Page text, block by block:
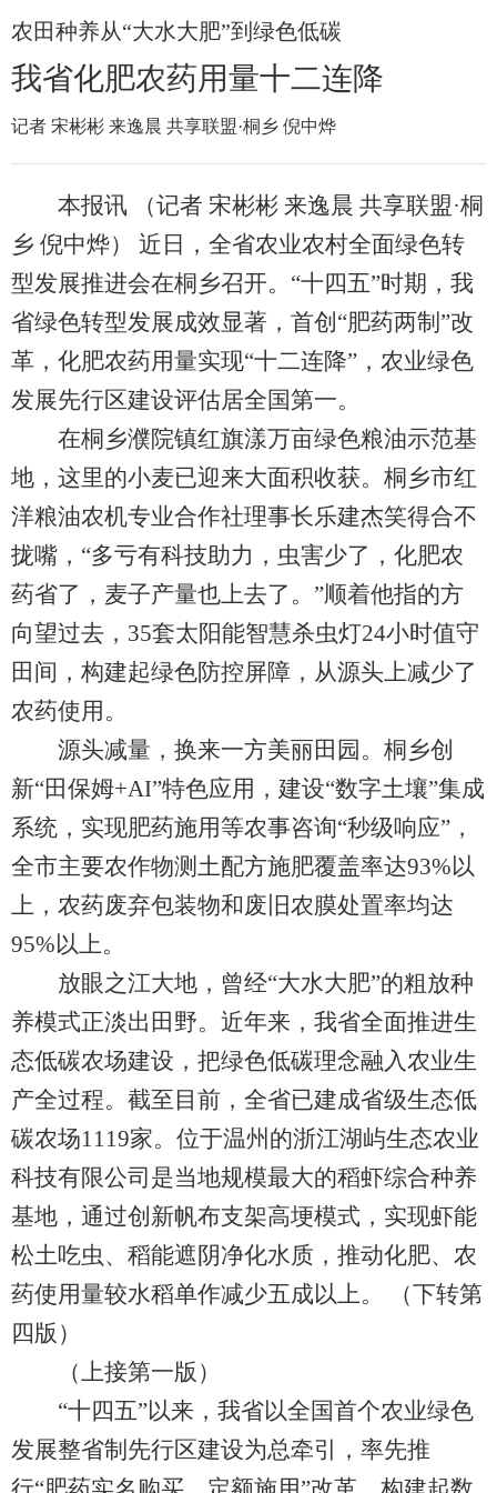
农田种养从“大水大肥”到绿色低碳
我省化肥农药用量十二连降
记者 宋彬彬 来逸晨 共享联盟·桐乡 倪中烨
本报讯 （记者 宋彬彬 来逸晨 共享联盟·桐
乡 倪中烨） 近日，全省农业农村全面绿色转
型发展推进会在桐乡召开。“十四五”时期，我
省绿色转型发展成效显著，首创“肥药两制”改
革，化肥农药用量实现“十二连降”，农业绿色
发展先行区建设评估居全国第一。
在桐乡濮院镇红旗漾万亩绿色粮油示范基
地，这里的小麦已迎来大面积收获。桐乡市红
洋粮油农机专业合作社理事长乐建杰笑得合不
拢嘴，“多亏有科技助力，虫害少了，化肥农
药省了，麦子产量也上去了。”顺着他指的方
向望过去，35套太阳能智慧杀虫灯24小时值守
田间，构建起绿色防控屏障，从源头上减少了
农药使用。
源头减量，换来一方美丽田园。桐乡创
新“田保姆+AI”特色应用，建设“数字土壤”集成
系统，实现肥药施用等农事咨询“秒级响应”，
全市主要农作物测土配方施肥覆盖率达93%以
上，农药废弃包装物和废旧农膜处置率均达
95%以上。
放眼之江大地，曾经“大水大肥”的粗放种
养模式正淡出田野。近年来，我省全面推进生
态低碳农场建设，把绿色低碳理念融入农业生
产全过程。截至目前，全省已建成省级生态低
碳农场1119家。位于温州的浙江湖屿生态农业
科技有限公司是当地规模最大的稻虾综合种养
基地，通过创新帆布支架高埂模式，实现虾能
松土吃虫、稻能遮阴净化水质，推动化肥、农
药使用量较水稻单作减少五成以上。 （下转第
四版）
（上接第一版）
“十四五”以来，我省以全国首个农业绿色
发展整省制先行区建设为总牵引，率先推